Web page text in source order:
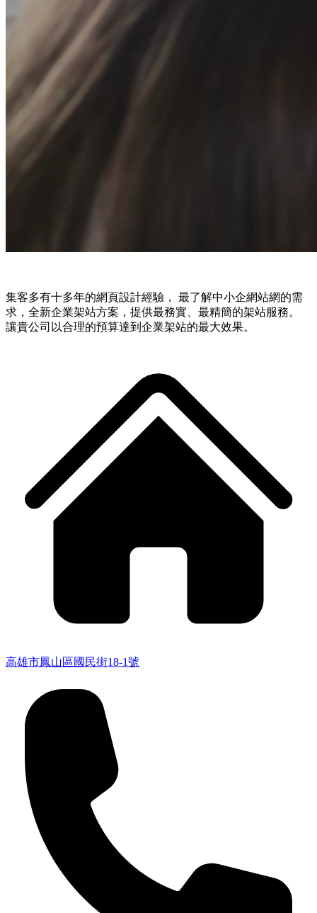
主動遞交網站sitemap提供搜尋引擎蒐錄。
集客多有十多年的網頁設計經驗， 最了解中小企網站網的需
求，全新企業架站方案，提供最務實、最精簡的架站服務。
讓貴公司以合理的預算達到企業架站的最大效果。
高雄市鳳山區國民街18-1號